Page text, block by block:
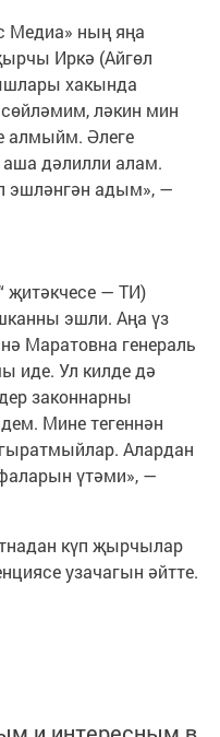
Медиа» ның яңа
Иркә (Айгөл
хакында
ләкин мин
алмыйм. Әлеге
аша дәлилли алам.
эшләнгән адым», —
җитәкчесе — ТИ)
эшли. Аңа үз
Маратовна генераль
иде. Ул килде дә
законнарны
Мине тегеннән
Алардан
үтәми», —
күп җырчылар
узачагын әйтте.